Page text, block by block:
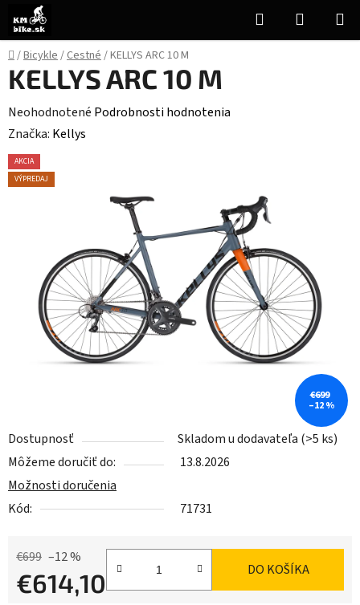
obsah
Hľadať
KOŠÍK
Domov
/Bicykle/Cestné/KELLYS ARC 10 M
Dostupnosť Skladom u dodavateľa (>5 ks)
Môžeme doručiť do:
13.8.2026
Možnosti doručenia
Kód:
71731
€699 –12 %
€614,10 DO KOŠÍKA
KELLYS ARC 10 M
Priemerné
hodnotenie
produktu
je
hviezdičiek.
Neohodnotené Podrobnosti hodnotenia
Značka: Kellys
AKCIA
VÝPREDAJ
€699
–12 %